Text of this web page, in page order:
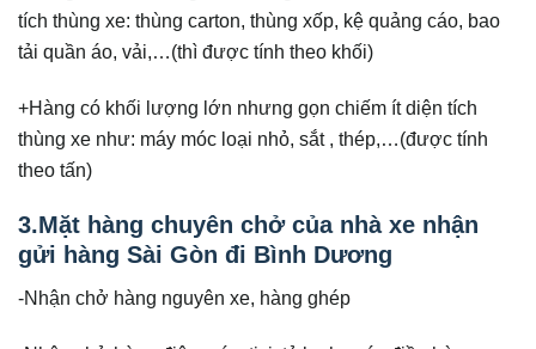
tích thùng xe: thùng carton, thùng xốp, kệ quảng cáo, bao
tải quần áo, vải,…(thì được tính theo khối)
+Hàng có khối lượng lớn nhưng gọn chiếm ít diện tích
thùng xe như: máy móc loại nhỏ, sắt , thép,…(được tính
theo tấn)
3.Mặt hàng chuyên chở của nhà xe nhận
gửi hàng Sài Gòn đi Bình Dương
-Nhận chở hàng nguyên xe, hàng ghép